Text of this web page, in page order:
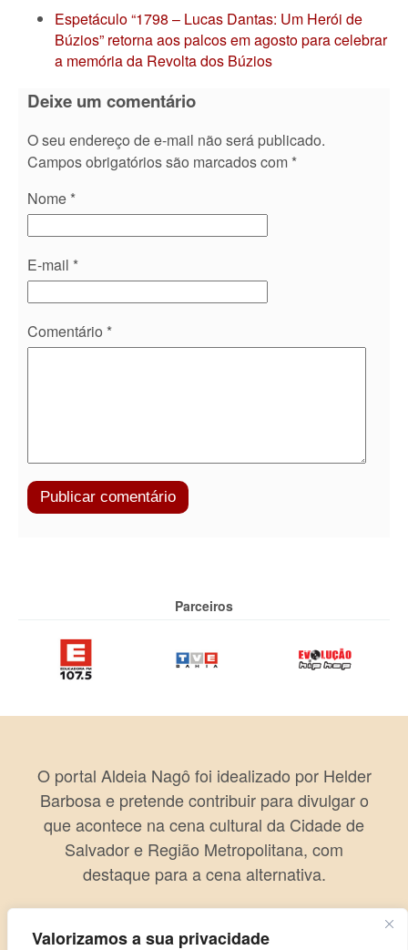
Valorizamos a sua privacidade
Espetáculo “1798 – Lucas Dantas: Um Herói de
Búzios” retorna aos palcos em agosto para celebrar
a memória da Revolta dos Búzios
Deixe um comentário
O seu endereço de e-mail não será publicado.
Campos obrigatórios são marcados com *
Nome *
E-mail *
Comentário *
Parceiros
O portal Aldeia Nagô foi idealizado por Helder
Barbosa e pretende contribuir para divulgar o
que acontece na cena cultural da Cidade de
Salvador e Região Metropolitana, com
destaque para a cena alternativa.